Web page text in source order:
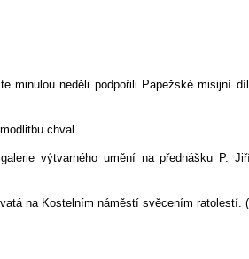
minulou neděli podpořili Papežské misijní
chval.
výtvarného umění na přednášku P.
na Kostelním náměstí svěcením ratolestí.